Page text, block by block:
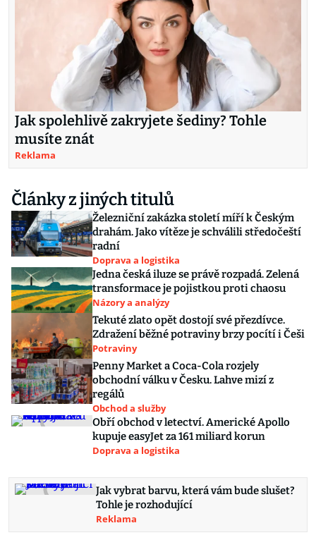
Jak spolehlivě zakryjete šediny? Tohle
musíte znát
Reklama
Články z jiných titulů
Železniční zakázka století míří k Českým
drahám. Jako vítěze je schválili středočeští
radní
Doprava a logistika
Jedna česká iluze se právě rozpadá. Zelená
transformace je pojistkou proti chaosu
Názory a analýzy
Tekuté zlato opět dostojí své přezdívce.
Zdražení běžné potraviny brzy pocítí i Češi
Potraviny
Penny Market a Coca-Cola rozjely
obchodní válku v Česku. Lahve mizí z
regálů
Obchod a služby
Obří obchod v letectví. Americké Apollo
kupuje easyJet za 161 miliard korun
Doprava a logistika
Jak vybrat barvu, která vám bude slušet?
Tohle je rozhodující
Reklama